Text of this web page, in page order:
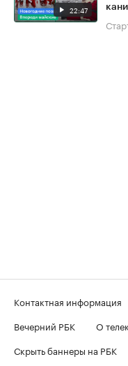
22:47
Контактная информация
Вечерний РБК
О
Скрыть баннеры на РБК